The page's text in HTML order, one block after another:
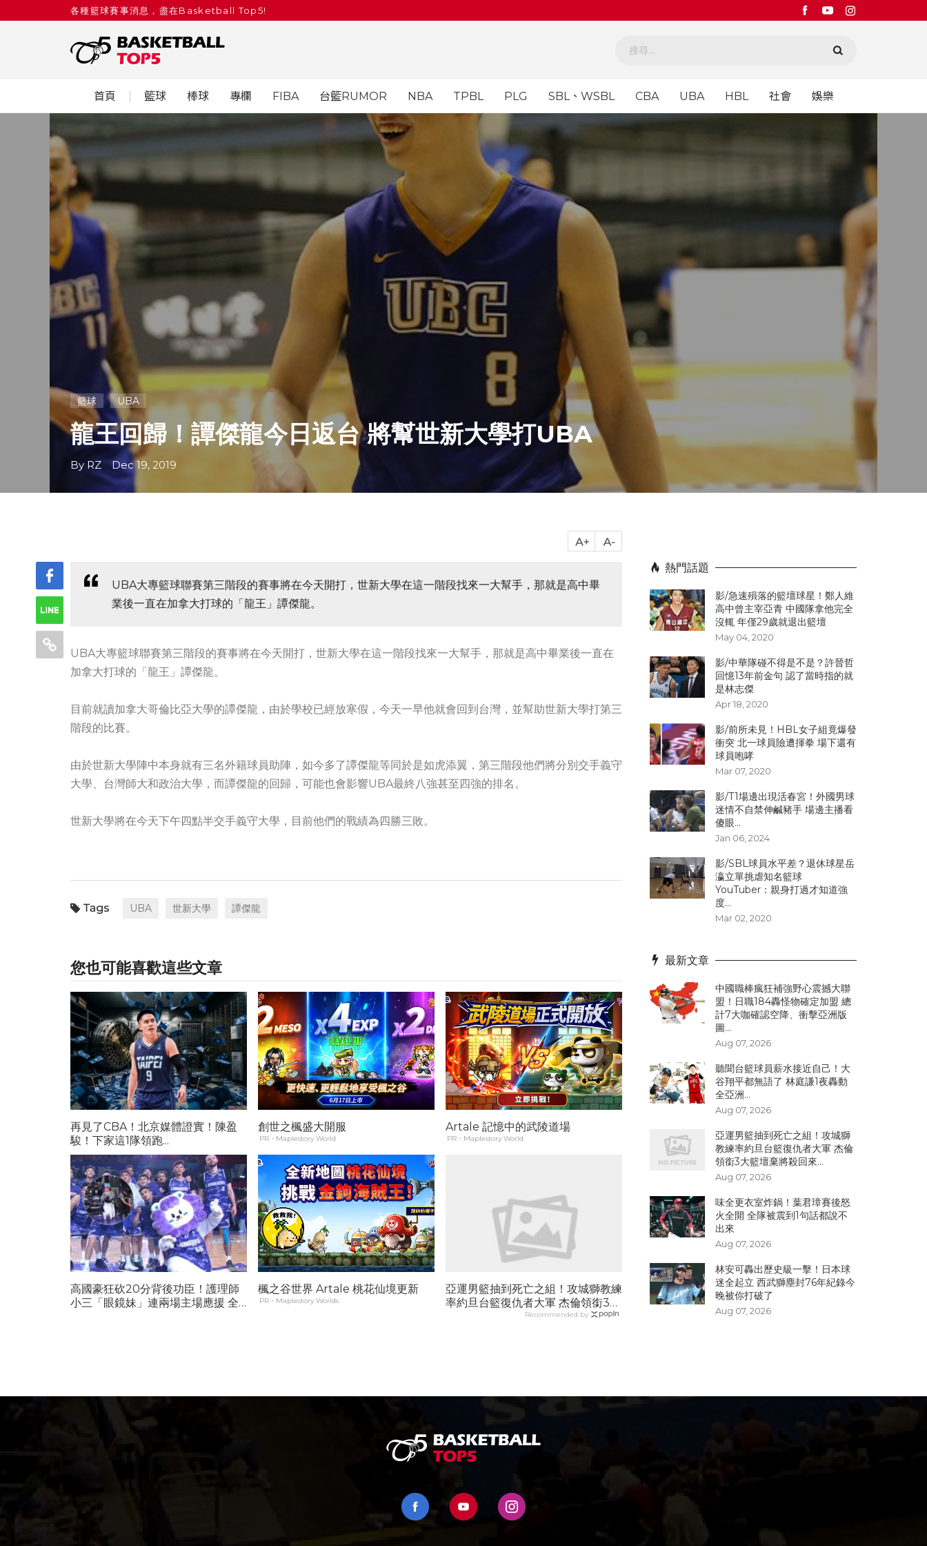
各種籃球賽事消息，盡在Basketball Top5!
首頁 籃球 棒球 專欄 FIBA 台籃RUMOR NBA TPBL PLG SBL、WSBL CBA UBA HBL 社會 娛樂
籃球 UBA
龍王回歸！譚傑龍今日返台 將幫世新大學打UBA
By RZ Dec 19, 2019
UBA大專籃球聯賽第三階段的賽事將在今天開打，世新大學在這一階段找來一大幫手，那就是高中畢
業後一直在加拿大打球的「龍王」譚傑龍。
UBA大專籃球聯賽第三階段的賽事將在今天開打，世新大學在這一階段找來一大幫手，那就是高中畢業後一直在
加拿大打球的「龍王」譚傑龍。
目前就讀加拿大哥倫比亞大學的譚傑龍，由於學校已經放寒假，今天一早他就會回到台灣，並幫助世新大學打第三
階段的比賽。
由於世新大學陣中本身就有三名外籍球員助陣，如今多了譚傑龍等同於是如虎添翼，第三階段他們將分別交手義守
大學、台灣師大和政治大學，而譚傑龍的回歸，可能也會影響UBA最終八強甚至四強的排名。
世新大學將在今天下午四點半交手義守大學，目前他們的戰績為四勝三敗。
UBA 世新大學 譚傑龍
您也可能喜歡這些文章
再見了CBA！北京媒體證實！陳盈
駿！下家這1隊領跑...
創世之楓盛大開服
PR・Maplestory World
Artale 記憶中的武陵道場
PR・Maplestory World
高國豪狂砍20分背後功臣！護理師
小三「眼鏡妹」連兩場主場應援 全
楓之谷世界 Artale 桃花仙境更新
PR・Maplestory Worlds
亞運男籃抽到死亡之組！攻城獅教練
率約旦台籃復仇者大軍 杰倫領銜3大
籃壇棄將殺回來...Recommended by
熱門話題
影/急速殞落的籃壇球星！鄭人維
高中曾主宰亞青 中國隊拿他完全
沒輒 年僅29歲就退出籃壇
May 04, 2020
影/中華隊碰不得是不是？許晉哲
回憶13年前金句 認了當時指的就
是林志傑
Apr 18, 2020
影/前所未見！HBL女子組竟爆發
衝突 北一球員險遭揮拳 場下還有
球員咆哮
Mar 07, 2020
影/T1場邊出現活春宮！外國男球
迷情不自禁伸鹹豬手 場邊主播看
傻眼...
Jan 06, 2024
影/SBL球員水平差？退休球星岳
瀛立單挑虐知名籃球
YouTuber：親身打過才知道強
度...
Mar 02, 2020
最新文章
中國職棒瘋狂補強野心震撼大聯
盟！日職184轟怪物確定加盟 總
計7大咖確認空降、衝擊亞洲版
圖...
Aug 07, 2026
聽聞台籃球員薪水接近自己！大
谷翔平都無語了 林庭謙1夜轟動
全亞洲...
Aug 07, 2026
亞運男籃抽到死亡之組！攻城獅
教練率約旦台籃復仇者大軍 杰倫
領銜3大籃壇棄將殺回來...
Aug 07, 2026
味全更衣室炸鍋！葉君璋賽後怒
火全開 全隊被震到1句話都說不
出來
Aug 07, 2026
林安可轟出歷史級一擊！日本球
迷全起立 西武獅塵封76年紀錄今
晚被你打破了
Aug 07, 2026